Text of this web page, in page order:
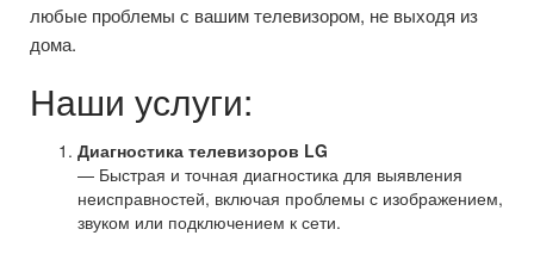
любые проблемы с вашим телевизором, не выходя из
дома.
Наши услуги:
Диагностика телевизоров LG
— Быстрая и точная диагностика для выявления
неисправностей, включая проблемы с изображением,
звуком или подключением к сети.